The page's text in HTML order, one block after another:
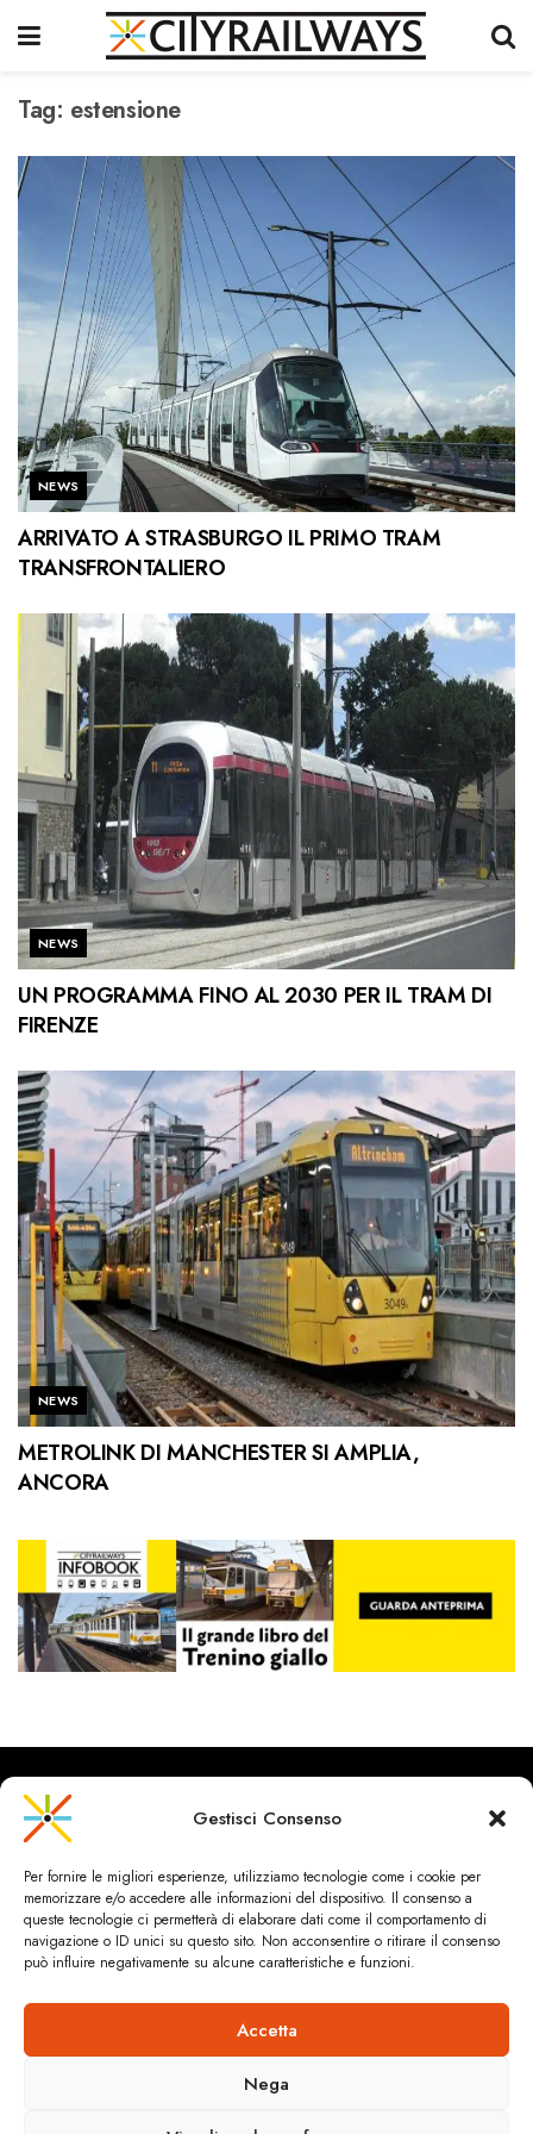
Gestisci Consenso
Per fornire le migliori esperienze, utilizziamo tecnologie come i cookie per
memorizzare e/o accedere alle informazioni del dispositivo. Il consenso a
queste tecnologie ci permetterà di elaborare dati come il comportamento di
navigazione o ID unici su questo sito. Non acconsentire o ritirare il consenso
può influire negativamente su alcune caratteristiche e funzioni.
Accetta
Nega
Tag: estensione
NEWS
ARRIVATO A STRASBURGO IL PRIMO TRAM
TRANSFRONTALIERO
NEWS
UN PROGRAMMA FINO AL 2030 PER IL TRAM DI
FIRENZE
NEWS
METROLINK DI MANCHESTER SI AMPLIA,
ANCORA
CityRailways è un sito indipendente che discute argomenti di
urbanistica e trasporto collettivo argomentando con metodo
scientifico sulla base di dati ed esperienze.
HOME CHI SIAMO & CONTATTI PRIVACY & COOKIES
ANDREA SPINOSA INGEGNERIA Cookie Policy (UE)
Dichiarazione sulla Privacy (UE)
© 2024 ANDREA SPINOSA.TUTTI I CONTENUTI SONO SOTTO
LICENZA CREATIVE COMMONS (CC)